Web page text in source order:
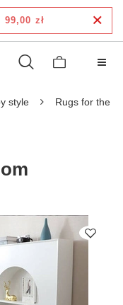
99,00 zł
style Rugs for the